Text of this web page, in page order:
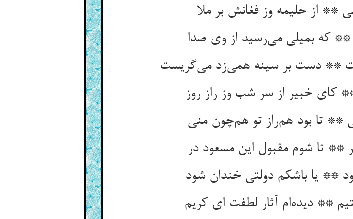
** از حلیمه وز فغانش بر ملا
** که بمیلی می‌رسید از وی صدا
** دست بر سینه همی‌زد می‌گریست
کای خبیر از سر شب وز راز روز
** تا بود هم‌راز تو هم‌چون منی
** تا شوم مقبول این مسعود در
** یا باشکم دولتی خندان شود
** دیده‌ام آثار لطفت ای کریم